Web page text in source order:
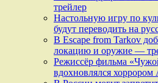
трейлер
Настольную игру по
будут переводить на
В Escape from Tarkov
локацию и оружие —
Режиссёр фильма
вдохновлялся хоррором